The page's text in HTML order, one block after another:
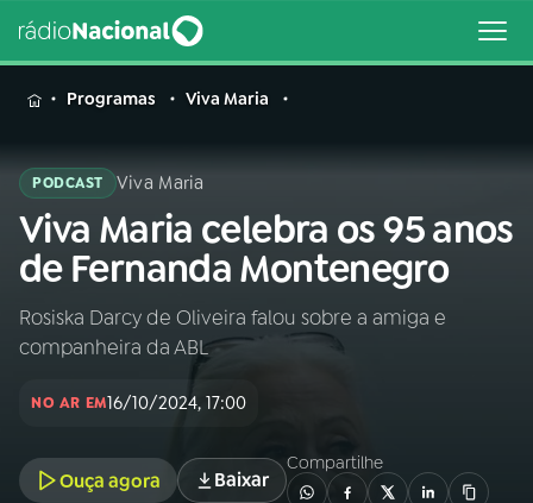
MENU
Buscar
na
Rádio
Nacional
Buscar
Programas Viva Maria
PODCAST Viva Maria
Viva Maria celebra os 95 anos
de Fernanda Montenegro
Rosiska Darcy de Oliveira falou sobre a amiga e
companheira da ABL
NO AR EM16/10/2024, 17:00
Ouça agora Baixar
Compartilhe